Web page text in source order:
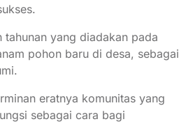
yang diadakan pada
pohon baru di desa, sebagai
eratnya komunitas yang
sebagai cara bagi